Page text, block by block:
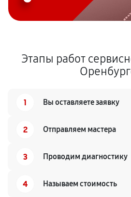
Этапы работ
1 Вы оставляете заявку
2 Отправляем мастера
3 Проводим диагностику
4 Называем стоимость